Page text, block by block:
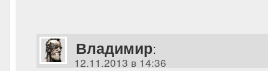
Владимир:
12.11.2013 в 14:36